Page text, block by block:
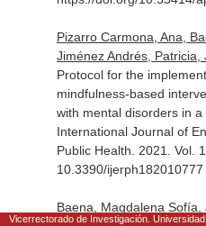
Pizarro Carmona, Ana,
Jiménez Andrés,
Protocol for the
mindfulness-based
with mental disorders in a
International Journal of
Public Health . 2021. Vol.
10.3390/ijerph182010777
Baena, Magdalena Sofía,
Vicerrectorado de Investigación.